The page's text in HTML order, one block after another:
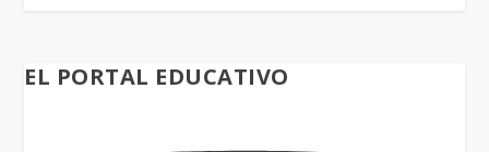
EL PORTAL EDUCATIVO